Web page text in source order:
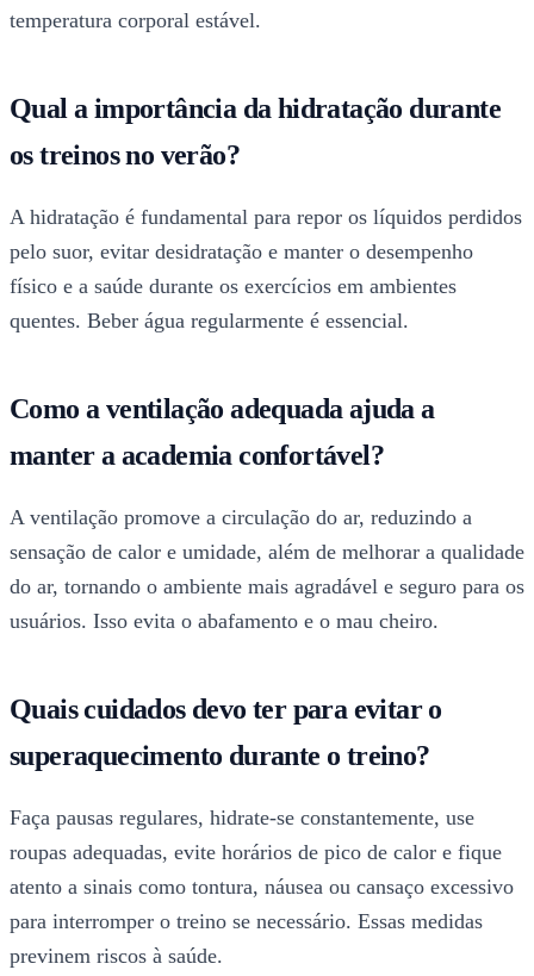
temperatura corporal estável.
Qual a importância da hidratação durante
os treinos no verão?
A hidratação é fundamental para repor os líquidos perdidos
pelo suor, evitar desidratação e manter o desempenho
físico e a saúde durante os exercícios em ambientes
quentes. Beber água regularmente é essencial.
Como a ventilação adequada ajuda a
manter a academia confortável?
A ventilação promove a circulação do ar, reduzindo a
sensação de calor e umidade, além de melhorar a qualidade
do ar, tornando o ambiente mais agradável e seguro para os
usuários. Isso evita o abafamento e o mau cheiro.
Quais cuidados devo ter para evitar o
superaquecimento durante o treino?
Faça pausas regulares, hidrate-se constantemente, use
roupas adequadas, evite horários de pico de calor e fique
atento a sinais como tontura, náusea ou cansaço excessivo
para interromper o treino se necessário. Essas medidas
previnem riscos à saúde.